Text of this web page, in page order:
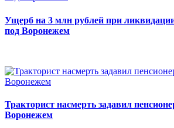
Ущерб на 3 млн рублей при
под Воронежем
Тракторист насмерть задавил
Воронежем